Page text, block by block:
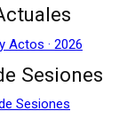
Actos · 2026
Sesiones
Sesiones